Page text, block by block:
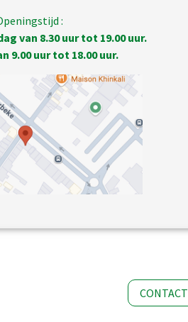
:
van 8.30 uur tot 19.00 uur.
9.00 uur tot 18.00 uur.
CONTACT